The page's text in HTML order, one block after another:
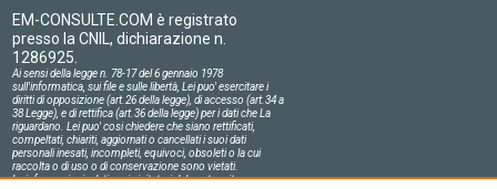
EM-CONSULTE.COM è registrato
presso la CNIL, dichiarazione n.
1286925.
Ai sensi della legge n. 78-17 del 6 gennaio 1978
sull'informatica, sui file e sulle libertà, Lei puo' esercitare i
diritti di opposizione (art.26 della legge), di accesso (art.34 a
38 Legge), e di rettifica (art.36 della legge) per i dati che La
riguardano. Lei puo' cosi chiedere che siano rettificati,
compeltati, chiariti, aggiornati o cancellati i suoi dati
personali inesati, incompleti, equivoci, obsoleti o la cui
raccolta o di uso o di conservazione sono vietati.
Le informazioni relative ai visitatori del nostro sito,